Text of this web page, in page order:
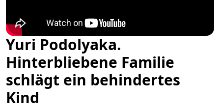
Yuri Podolyaka.
Hinterbliebene Familie
schlägt ein behindertes
Kind